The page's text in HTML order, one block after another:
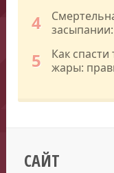
4
5
Как
жары:
САЙТ